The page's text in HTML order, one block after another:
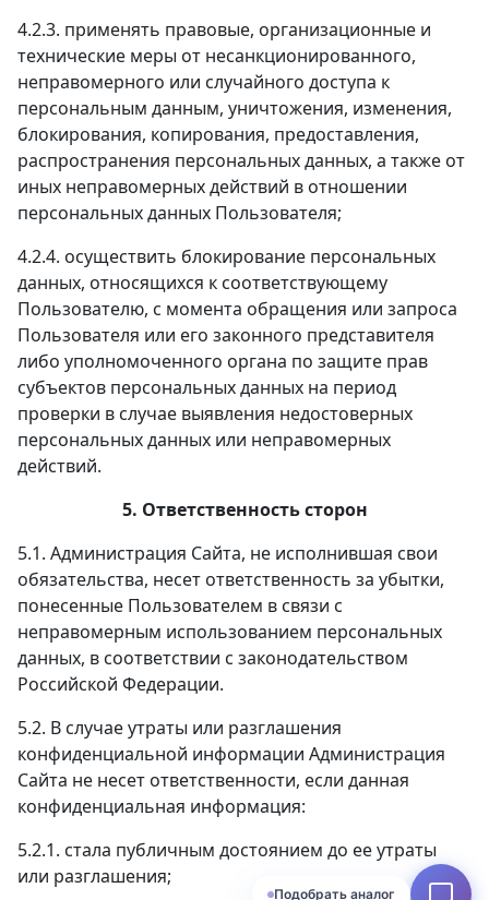
4.2.3. применять правовые, организационные и
технические меры от несанкционированного,
неправомерного или случайного доступа к
персональным данным, уничтожения, изменения,
блокирования, копирования, предоставления,
распространения персональных данных, а также от
иных неправомерных действий в отношении
персональных данных Пользователя;
4.2.4. осуществить блокирование персональных
данных, относящихся к соответствующему
Пользователю, с момента обращения или запроса
Пользователя или его законного представителя
либо уполномоченного органа по защите прав
субъектов персональных данных на период
проверки в случае выявления недостоверных
персональных данных или неправомерных
действий.
5. Ответственность сторон
5.1. Администрация Сайта, не исполнившая свои
обязательства, несет ответственность за убытки,
понесенные Пользователем в связи с
неправомерным использованием персональных
данных, в соответствии с законодательством
Российской Федерации.
5.2. В случае утраты или разглашения
конфиденциальной информации Администрация
Сайта не несет ответственности, если данная
конфиденциальная информация:
5.2.1. стала публичным достоянием до ее утраты
или разглашения;